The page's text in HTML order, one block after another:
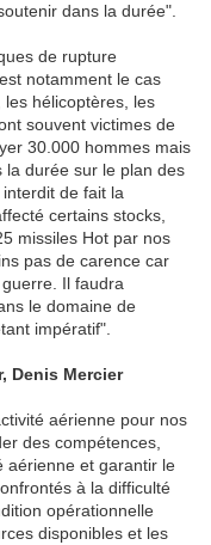
dans la durée".
de rupture
notamment le cas
hélicoptères, les
souvent victimes de
30.000 hommes mais
la durée sur le plan des
de fait la
certains stocks,
missiles Hot par nos
pas de carence car
Il faudra
le domaine de
impératif".
Denis Mercier
aérienne pour nos
des compétences,
aérienne et garantir le
à la difficulté
opérationnelle
disponibles et les